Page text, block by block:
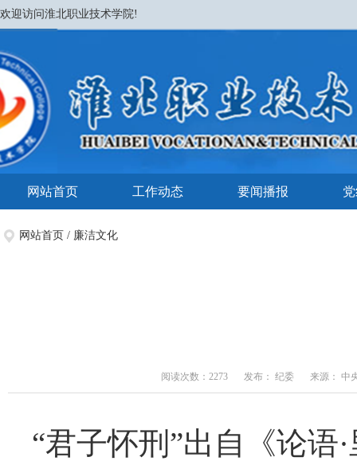
欢迎访问淮北职业技术学院!
网站首页 工作动态 要闻播报
网站首页 / 廉洁文化
阅读次数：2273 发布： 纪委 来源： 中
“君子怀刑”出自《论语